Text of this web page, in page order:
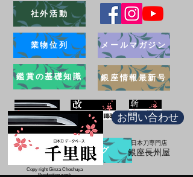
社外活動
業物位列
鑑賞の基礎知識
メールマガジン
銀座情報最新号
ブログ
お問い合わせ
日本刀専門店
​銀座長州屋
Copy right Ginza Choshuya
Production work